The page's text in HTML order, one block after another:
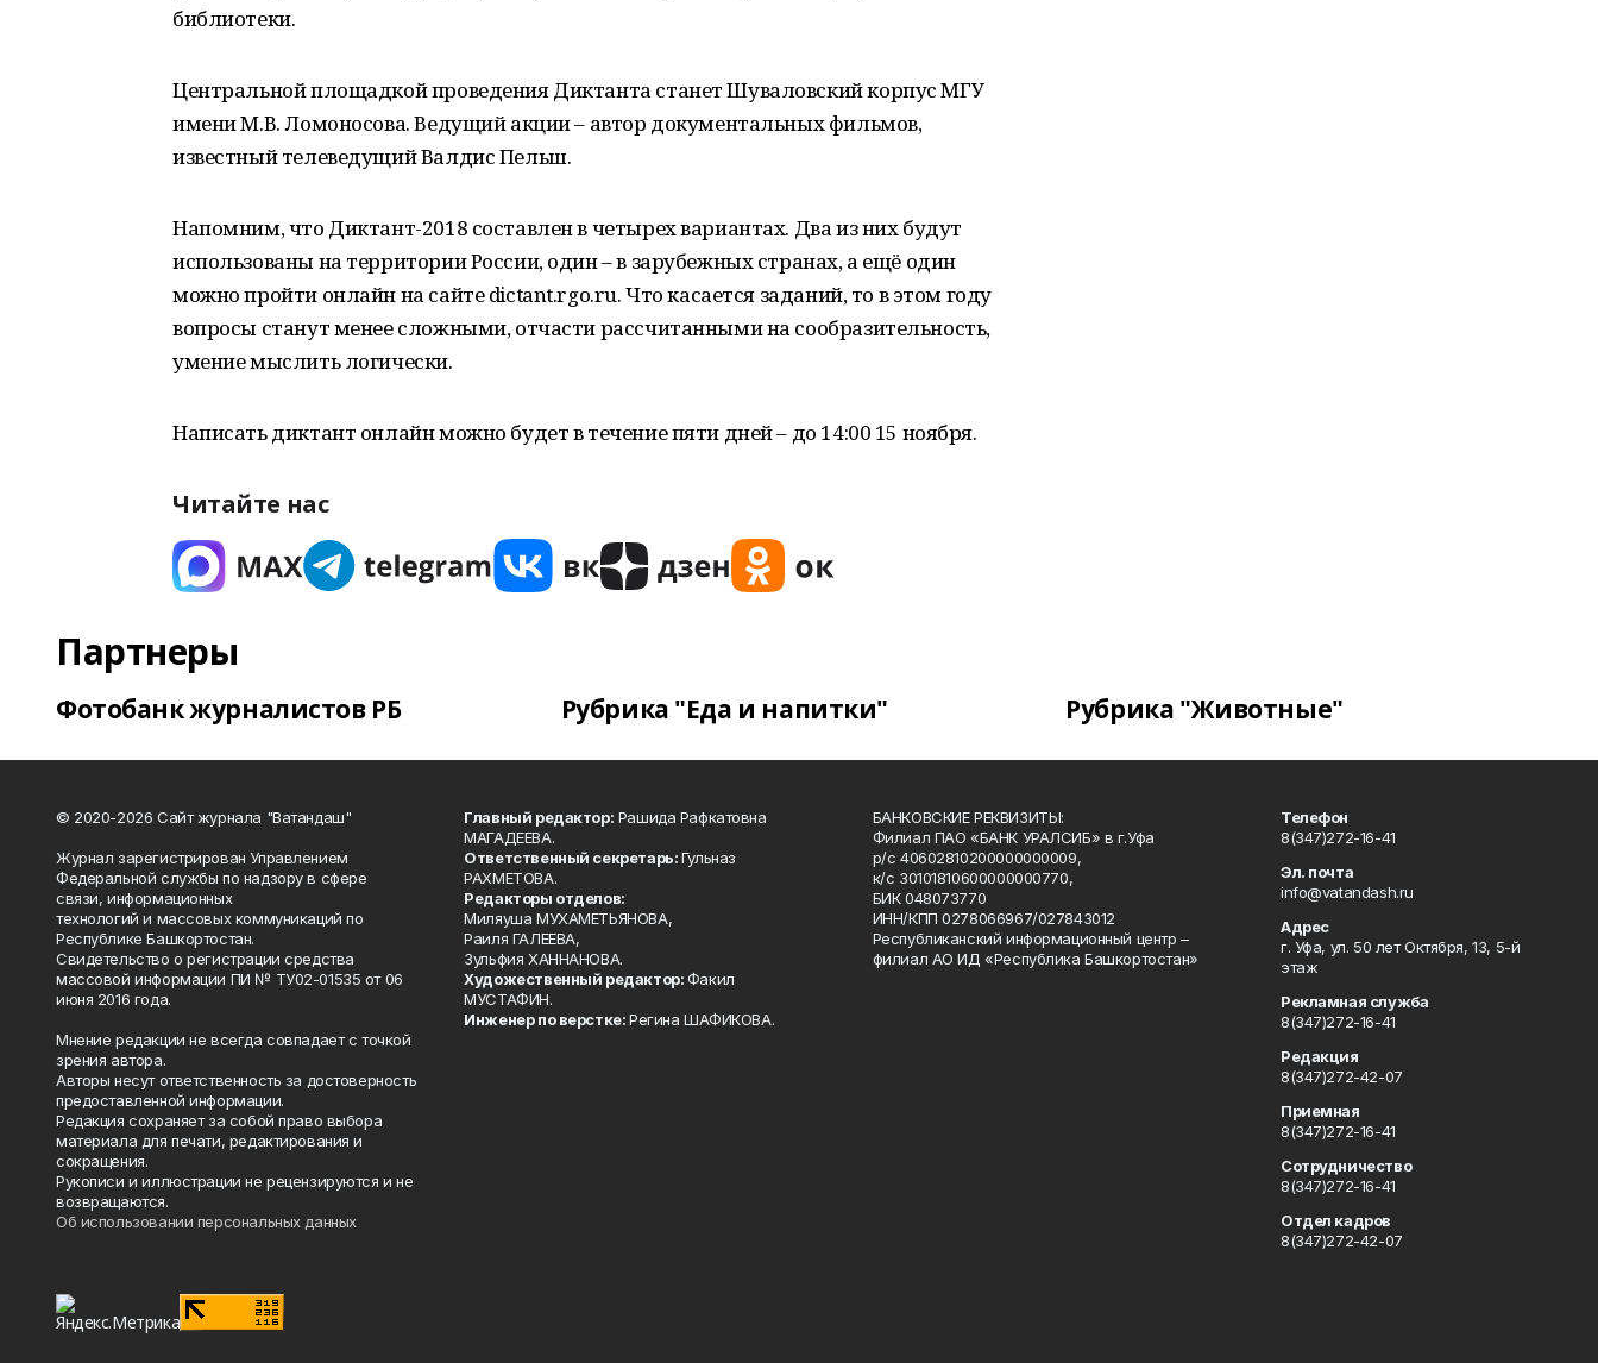
библиотеки.
Центральной площадкой проведения Диктанта станет Шуваловский корпус МГУ
имени М.В. Ломоносова. Ведущий акции – автор документальных фильмов,
известный телеведущий Валдис Пельш.
Напомним, что Диктант-2018 составлен в четырех вариантах. Два из них будут
использованы на территории России, один – в зарубежных странах, а ещё один
можно пройти онлайн на сайте dictant.rgo.ru. Что касается заданий, то в этом году
вопросы станут менее сложными, отчасти рассчитанными на сообразительность,
умение мыслить логически.
Написать диктант онлайн можно будет в течение пяти дней – до 14:00 15 ноября.
Читайте нас
Партнеры
Фотобанк журналистов РБ Рубрика "Еда и напитки" Рубрика "Животные"
© 2020-2026 Сайт журнала "Ватандаш"
Журнал зарегистрирован Управлением
Федеральной службы по надзору в сфере
связи, информационных
технологий и массовых коммуникаций по
Республике Башкортостан.
Свидетельство о регистрации средства
массовой информации ПИ № ТУ02-01535 от 06
июня 2016 года.
Мнение редакции не всегда совпадает с точкой
зрения автора.
Авторы несут ответственность за достоверность
предоставленной информации.
Редакция сохраняет за собой право выбора
материала для печати, редактирования и
сокращения.
Рукописи и иллюстрации не рецензируются и не
возвращаются.
Об использовании персональных данных
Главный редактор: Рашида Рафкатовна
МАГАДЕЕВА.
Ответственный секретарь:Гульназ
РАХМЕТОВА.
Редакторы отделов:
Миляуша МУХАМЕТЬЯНОВА,
Раиля ГАЛЕЕВА,
Зульфия ХАННАНОВА.
Художественный редактор:Факил
МУСТАФИН.
Инженер по верстке:Регина ШАФИКОВА.
БАНКОВСКИЕ РЕКВИЗИТЫ:
Филиал ПАО «БАНК УРАЛСИБ» в г.Уфа
р/с 40602810200000000009,
к/с 30101810600000000770,
БИК 048073770
ИНН/КПП 0278066967/027843012
Республиканский информационный центр –
филиал АО ИД «Республика Башкортостан»
Телефон
8(347)272-16-41
Эл. почта
info@vatandash.ru
Адрес
г. Уфа, ул. 50 лет Октября, 13, 5-й
этаж
Рекламная служба
8(347)272-16-41
Редакция
8(347)272-42-07
Приемная
8(347)272-16-41
Сотрудничество
8(347)272-16-41
Отдел кадров
8(347)272-42-07